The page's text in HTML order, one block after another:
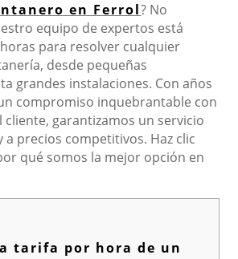
en Ferrol? No
equipo de expertos está
para resolver cualquier
desde pequeñas
grandes instalaciones. Con años
compromiso inquebrantable con
cliente, garantizamos un servicio
a precios competitivos. Haz clic
qué somos la mejor opción en
tarifa por hora de un